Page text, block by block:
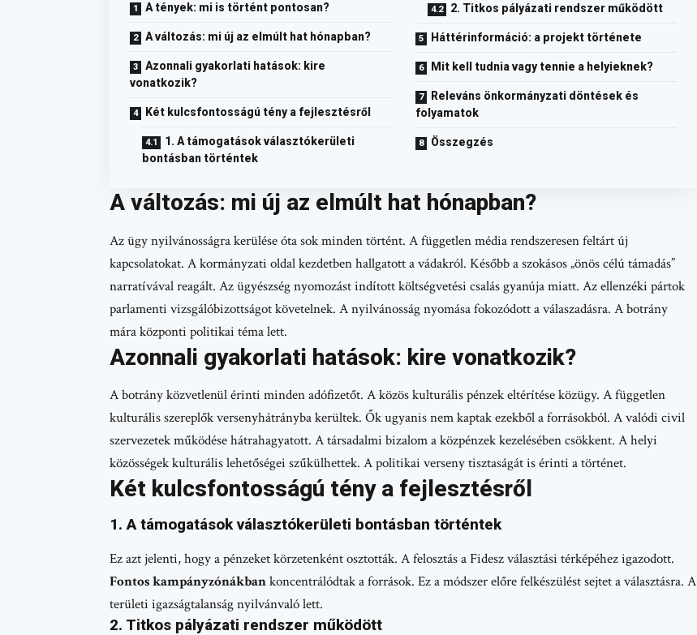
A tények: mi is történt pontosan?
A változás: mi új az elmúlt hat hónapban?
Azonnali gyakorlati hatások: kire
vonatkozik?
Két kulcsfontosságú tény a fejlesztésről
1. A támogatások választókerületi
bontásban történtek
2. Titkos pályázati rendszer működött
Háttérinformáció: a projekt története
Mit kell tudnia vagy tennie a helyieknek?
Releváns önkormányzati döntések és
folyamatok
Összegzés
A változás: mi új az elmúlt hat hónapban?
Az ügy nyilvánosságra kerülése óta sok minden történt. A független média rendszeresen feltárt új
kapcsolatokat. A kormányzati oldal kezdetben hallgatott a vádakról. Később a szokásos „önös célú támadás”
narratívával reagált. Az ügyészség nyomozást indított költségvetési csalás gyanúja miatt. Az ellenzéki pártok
parlamenti vizsgálóbizottságot követelnek. A nyilvánosság nyomása fokozódott a válaszadásra. A botrány
mára központi politikai téma lett.
Azonnali gyakorlati hatások: kire vonatkozik?
A botrány közvetlenül érinti minden adófizetőt. A közös kulturális pénzek eltérítése közügy. A független
kulturális szereplők versenyhátrányba kerültek. Ők ugyanis nem kaptak ezekből a forrásokból. A valódi civil
szervezetek működése hátrahagyatott. A társadalmi bizalom a közpénzek kezelésében csökkent. A helyi
közösségek kulturális lehetőségei szűkülhettek. A politikai verseny tisztaságát is érinti a történet.
Két kulcsfontosságú tény a fejlesztésről
1. A támogatások választókerületi bontásban történtek
Ez azt jelenti, hogy a pénzeket körzetenként osztották. A felosztás a Fidesz választási térképéhez igazodott.
Fontos kampányzónákbankoncentrálódtak a források. Ez a módszer előre felkészülést sejtet a választásra. A
területi igazságtalanság nyilvánvaló lett.
2. Titkos pályázati rendszer működött